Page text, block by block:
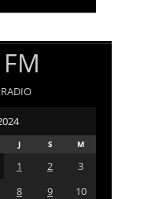
J S M
1 2
3
8 9
10